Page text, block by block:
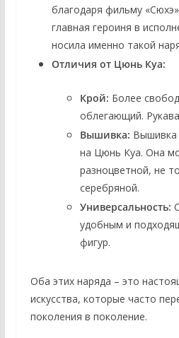
благодаря фильму
главная героиня в
носила именно такой
Отличия от Цюнь Куа:
Крой: Более
облегающий.
Вышивка: Вышивка
на Цюнь Куа. Она
разноцветной, не
серебряной.
Универсальность:
удобным и
фигур.
Оба этих наряда – это
искусства, которые часто
поколения в поколение.